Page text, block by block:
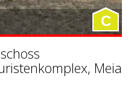
C
Meia